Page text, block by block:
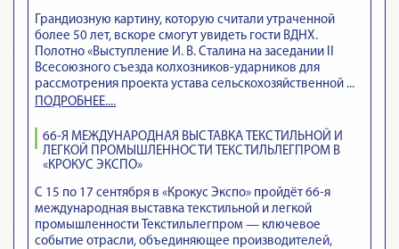
Грандиозную картину, которую считали утраченной
более 50 лет, вскоре смогут увидеть гости ВДНХ.
Полотно «Выступление И. В. Сталина на заседании II
Всесоюзного съезда колхозников-ударников для
рассмотрения проекта устава сельскохозяйственной ...
ПОДРОБНЕЕ....
66-Я МЕЖДУНАРОДНАЯ ВЫСТАВКА ТЕКСТИЛЬНОЙ И
ЛЕГКОЙ ПРОМЫШЛЕННОСТИ ТЕКСТИЛЬЛЕГПРОМ В
«КРОКУС ЭКСПО»
С 15 по 17 сентября в «Крокус Экспо» пройдёт 66-я
международная выставка текстильной и легкой
промышленности Текстильлегпром — ключевое
событие отрасли, объединяющее производителей,